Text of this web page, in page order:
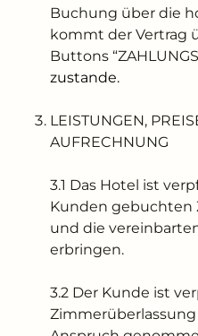
Buchung über die
kommt der Vertrag
Buttons
zustande.
LEISTUNGEN,
AUFRECHNUNG
3.1 Das Hotel ist
Kunden gebuchten
und die
erbringen.
3.2 Der Kunde ist